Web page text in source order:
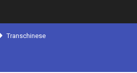
Transchinese